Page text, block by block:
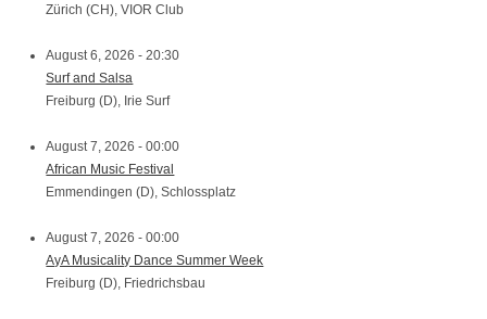
Zürich (CH), VIOR Club
August 6, 2026 - 20:30
Surf and Salsa
Freiburg (D), Irie Surf
August 7, 2026 - 00:00
African Music Festival
Emmendingen (D), Schlossplatz
August 7, 2026 - 00:00
AyA Musicality Dance Summer Week
Freiburg (D), Friedrichsbau